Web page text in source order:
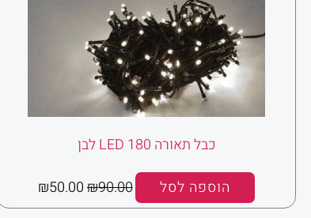
כבל תאורה 180 LED לבן
הוספה לסל
₪90.00
₪50.00